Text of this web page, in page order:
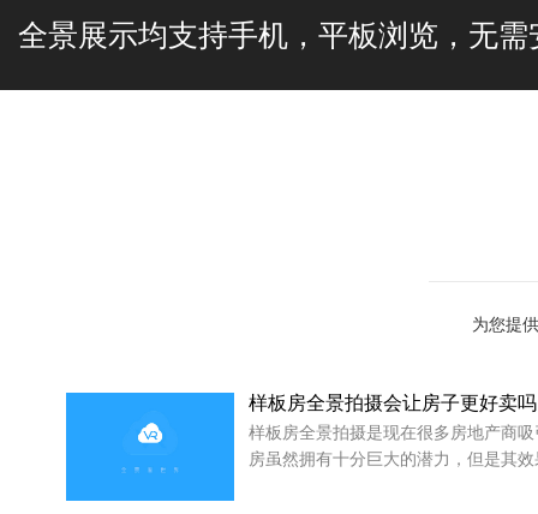
全景展示均支持手机，平板浏览，无
为您提
样板房全景拍摄会让房子更好卖吗
样板房全景拍摄是现在很多房地产商
房虽然拥有十分巨大的潜力，但是其